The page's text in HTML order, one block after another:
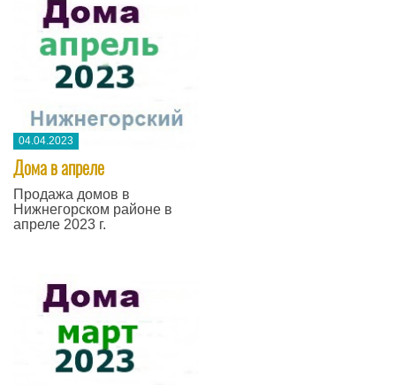
04.04.2023
Дома в апреле
Продажа домов в
Нижнегорском районе в
апреле 2023 г.